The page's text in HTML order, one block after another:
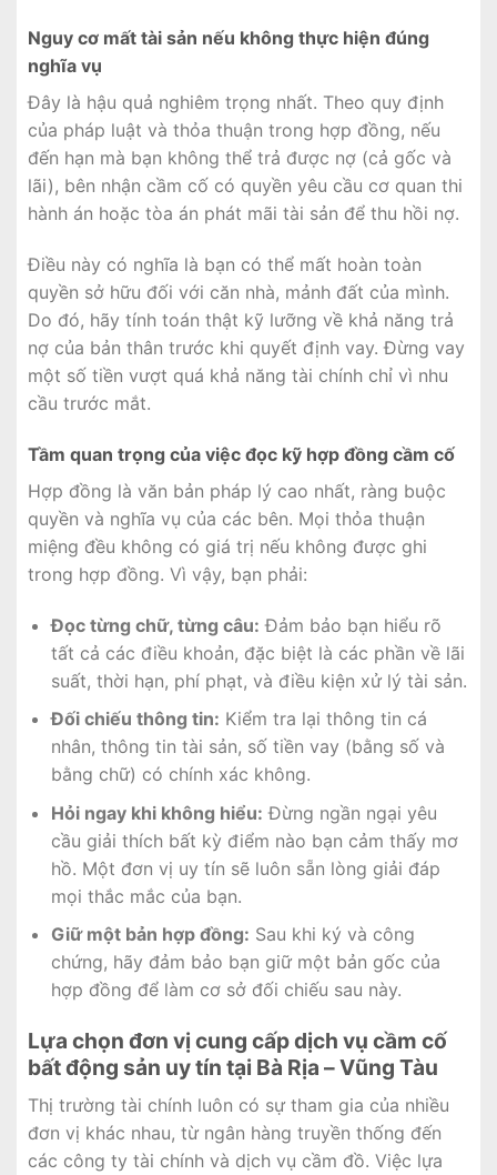
Nguy cơ mất tài sản nếu không thực hiện đúng
nghĩa vụ
Đây là hậu quả nghiêm trọng nhất. Theo quy định
của pháp luật và thỏa thuận trong hợp đồng, nếu
đến hạn mà bạn không thể trả được nợ (cả gốc và
lãi), bên nhận cầm cố có quyền yêu cầu cơ quan thi
hành án hoặc tòa án phát mãi tài sản để thu hồi nợ.
Điều này có nghĩa là bạn có thể mất hoàn toàn
quyền sở hữu đối với căn nhà, mảnh đất của mình.
Do đó, hãy tính toán thật kỹ lưỡng về khả năng trả
nợ của bản thân trước khi quyết định vay. Đừng vay
một số tiền vượt quá khả năng tài chính chỉ vì nhu
cầu trước mắt.
Tầm quan trọng của việc đọc kỹ hợp đồng cầm cố
Hợp đồng là văn bản pháp lý cao nhất, ràng buộc
quyền và nghĩa vụ của các bên. Mọi thỏa thuận
miệng đều không có giá trị nếu không được ghi
trong hợp đồng. Vì vậy, bạn phải:
Đọc từng chữ, từng câu: Đảm bảo bạn hiểu rõ
tất cả các điều khoản, đặc biệt là các phần về lãi
suất, thời hạn, phí phạt, và điều kiện xử lý tài sản.
Đối chiếu thông tin: Kiểm tra lại thông tin cá
nhân, thông tin tài sản, số tiền vay (bằng số và
bằng chữ) có chính xác không.
Hỏi ngay khi không hiểu: Đừng ngần ngại yêu
cầu giải thích bất kỳ điểm nào bạn cảm thấy mơ
hồ. Một đơn vị uy tín sẽ luôn sẵn lòng giải đáp
mọi thắc mắc của bạn.
Giữ một bản hợp đồng: Sau khi ký và công
chứng, hãy đảm bảo bạn giữ một bản gốc của
hợp đồng để làm cơ sở đối chiếu sau này.
Lựa chọn đơn vị cung cấp dịch vụ cầm cố
bất động sản uy tín tại Bà Rịa – Vũng Tàu
Thị trường tài chính luôn có sự tham gia của nhiều
đơn vị khác nhau, từ ngân hàng truyền thống đến
các công ty tài chính và dịch vụ cầm đồ. Việc lựa